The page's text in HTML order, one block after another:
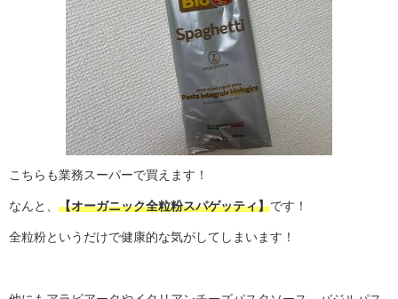
こちらも業務スーパーで買えます！
なんと、 【オーガニック全粒粉スパゲッティ】です！
全粒粉というだけで健康的な気がしてしまいます！